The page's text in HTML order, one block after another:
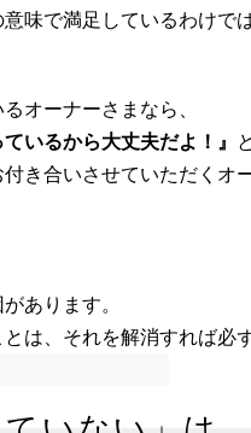
味で満足しているわけで
オーナーさまなら、
いるから大丈夫だよ！』
き合いさせていただくオ
あります。
は、それを解消すれば必